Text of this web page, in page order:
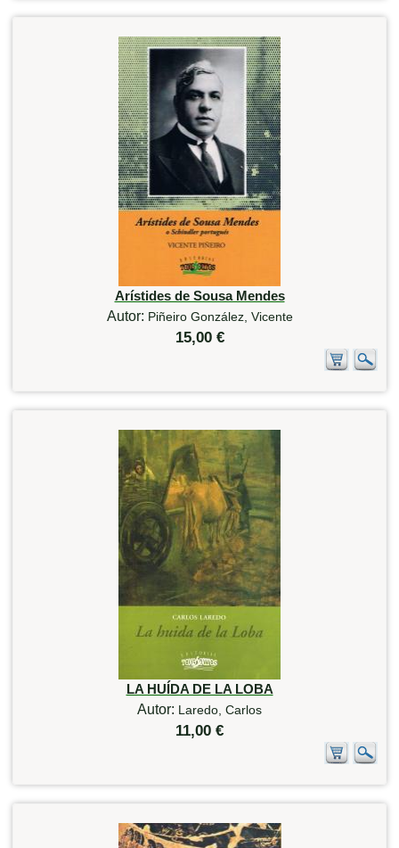
Arístides de Sousa Mendes
Autor: Piñeiro González, Vicente
15,00 €
LA HUÍDA DE LA LOBA
Autor: Laredo, Carlos
11,00 €